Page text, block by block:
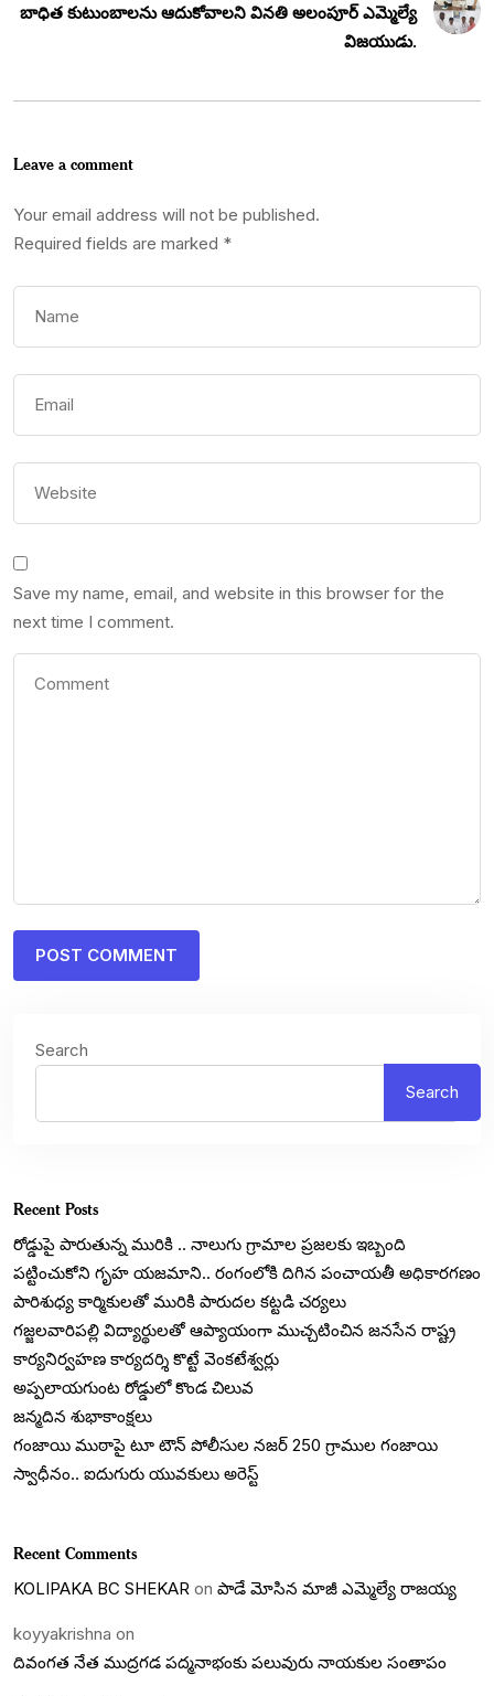
బాధిత కుటుంబాలను ఆదుకోవాలని వినతి అలంపూర్ ఎమ్మెల్యే
విజయుడు.
Leave a comment
Your email address will not be published.
Required fields are marked *
Save my name, email, and website in this browser for the
next time I comment.
Search
Search
Recent Posts
రోడ్డుపై పారుతున్న మురికి .. నాలుగు గ్రామాల ప్రజలకు ఇబ్బంది
పట్టించుకోని గృహ యజమాని.. రంగంలోకి దిగిన పంచాయతీ అధికారగణం
పారిశుధ్య కార్మికులతో మురికి పారుదల కట్టడి చర్యలు
గజ్జలవారిపల్లి విద్యార్థులతో ఆప్యాయంగా ముచ్చటించిన జనసేన రాష్ట్ర
కార్యనిర్వహణ కార్యదర్శి కొట్టే వెంకటేశ్వర్లు
అప్పలాయగుంట రోడ్డులో కొండ చిలువ
జన్మదిన శుభాకాంక్షలు
గంజాయి ముఠాపై టూ టౌన్ పోలీసుల నజర్ 250 గ్రాముల గంజాయి
స్వాధీనం.. ఐదుగురు యువకులు అరెస్ట్
Recent Comments
KOLIPAKA BC SHEKAR on పాడే మోసిన మాజీ ఎమ్మెల్యే రాజయ్య
koyyakrishna on
దివంగత నేత ముద్రగడ పద్మనాభంకు పలువురు నాయకుల సంతాపం